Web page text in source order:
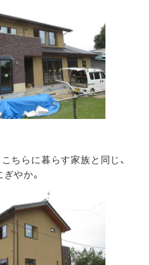
ちらに暮らす家族と同じ、
やか。